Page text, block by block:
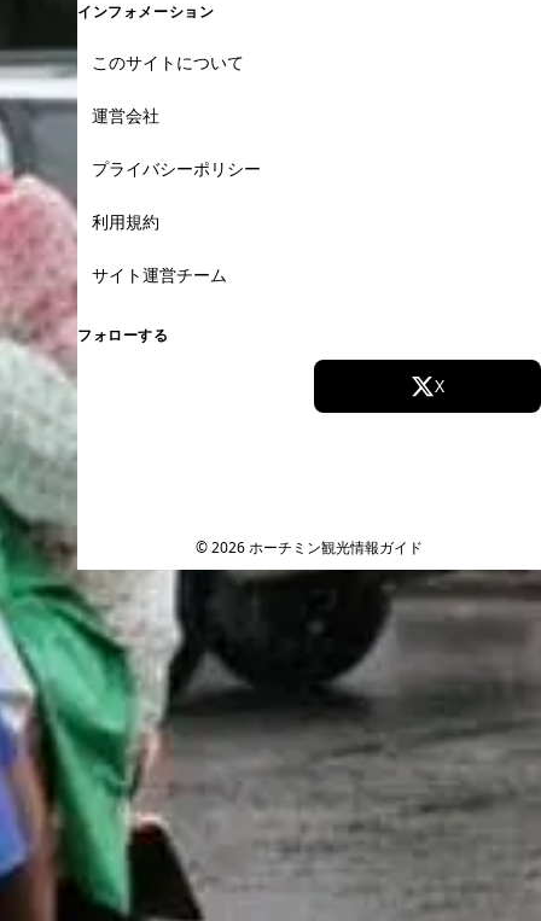
インフォメーション
このサイトについて
運営会社
プライバシーポリシー
利用規約
サイト運営チーム
フォローする
X
© 2026 ホーチミン観光情報ガイド